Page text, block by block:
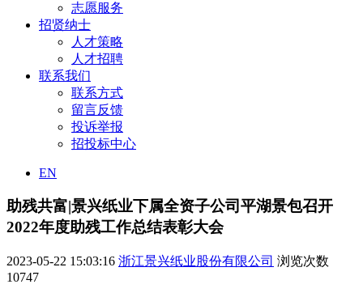
志愿服务
招贤纳士
人才策略
人才招聘
联系我们
联系方式
留言反馈
投诉举报
招投标中心
EN
助残共富|景兴纸业下属全资子公司平湖景包召开
2022年度助残工作总结表彰大会
2023-05-22 15:03:16 浙江景兴纸业股份有限公司 浏览次数
10747